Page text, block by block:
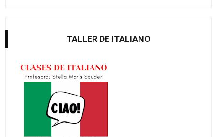
TALLER DE ITALIANO